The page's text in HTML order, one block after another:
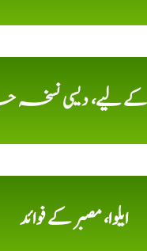
کے لیے، دیسی
ایلوا، مصبر کے فوائد